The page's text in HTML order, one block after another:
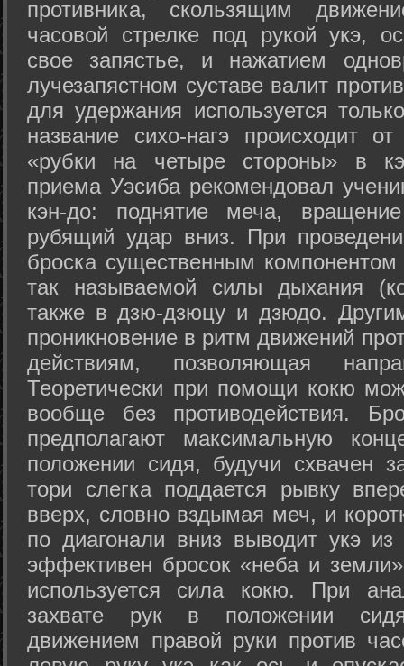
противника, скользящим
часовой стрелке под рукой укэ,
свое запястье, и нажатием
лучезапястном суставе валит
для удержания используется
название сихо-нагэ происходит
«рубки на четыре стороны» в
приема Уэсиба рекомендовал
кэн-до: поднятие меча,
рубящий удар вниз. При
броска существенным компонентом
так называемой силы дыхания
также в дзю-дзюцу и дзюдо.
проникновение в ритм движений
действиям, позволяющая
Теоретически при помощи кокю
вообще без противодействия.
предполагают максимальную
положении сидя, будучи схвачен
тори слегка поддается рывку
вверх, словно вздымая меч, и
по диагонали вниз выводит укэ
эффективен бросок «неба и
используется сила кокю. При
захвате рук в положении
движением правой руки против